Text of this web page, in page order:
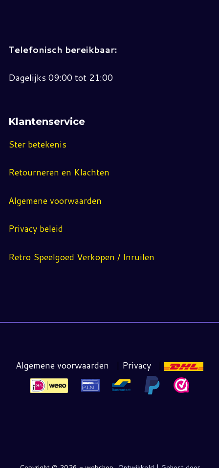
Telefonisch bereikbaar:
Dagelijks 09:00 tot 21:00
Klantenservice
Ster betekenis
Retourneren en Klachten
Algemene voorwaarden
Privacy beleid
Retro Speelgoed Verkopen / Inruilen
Algemene voorwaarden | Privacy |